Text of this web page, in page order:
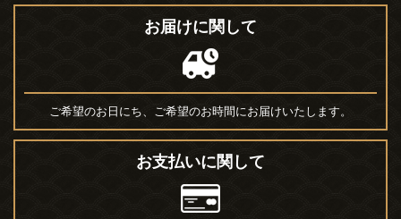
お届けに関して
ご希望のお日にち、ご希望のお時間にお届けいたします。
お支払いに関して